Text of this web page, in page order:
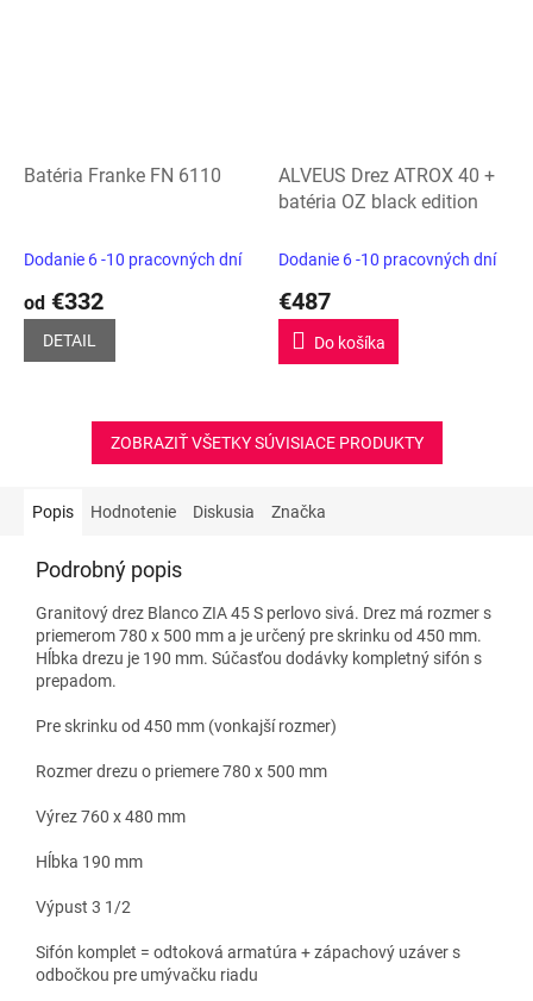
Batéria Franke FN 6110
Dodanie 6 -10 pracovných dní
od €332
DETAIL
ALVEUS Drez ATROX 40 +
batéria OZ black edition
Dodanie 6 -10 pracovných dní
€487
Do košíka
ZOBRAZIŤ VŠETKY SÚVISIACE PRODUKTY
Popis Hodnotenie Diskusia Značka
Podrobný popis
Granitový drez Blanco ZIA 45 S perlovo sivá. Drez má rozmer s
priemerom 780 x 500 mm a je určený pre skrinku od 450 mm.
Hĺbka drezu je 190 mm. Súčasťou dodávky kompletný sifón s
prepadom.
Pre skrinku od 450 mm (vonkajší rozmer)
Rozmer drezu o priemere 780 x 500 mm
Výrez 760 x 480 mm
Hĺbka 190 mm
Výpust 3 1/2
Sifón komplet = odtoková armatúra + zápachový uzáver s
odbočkou pre umývačku riadu